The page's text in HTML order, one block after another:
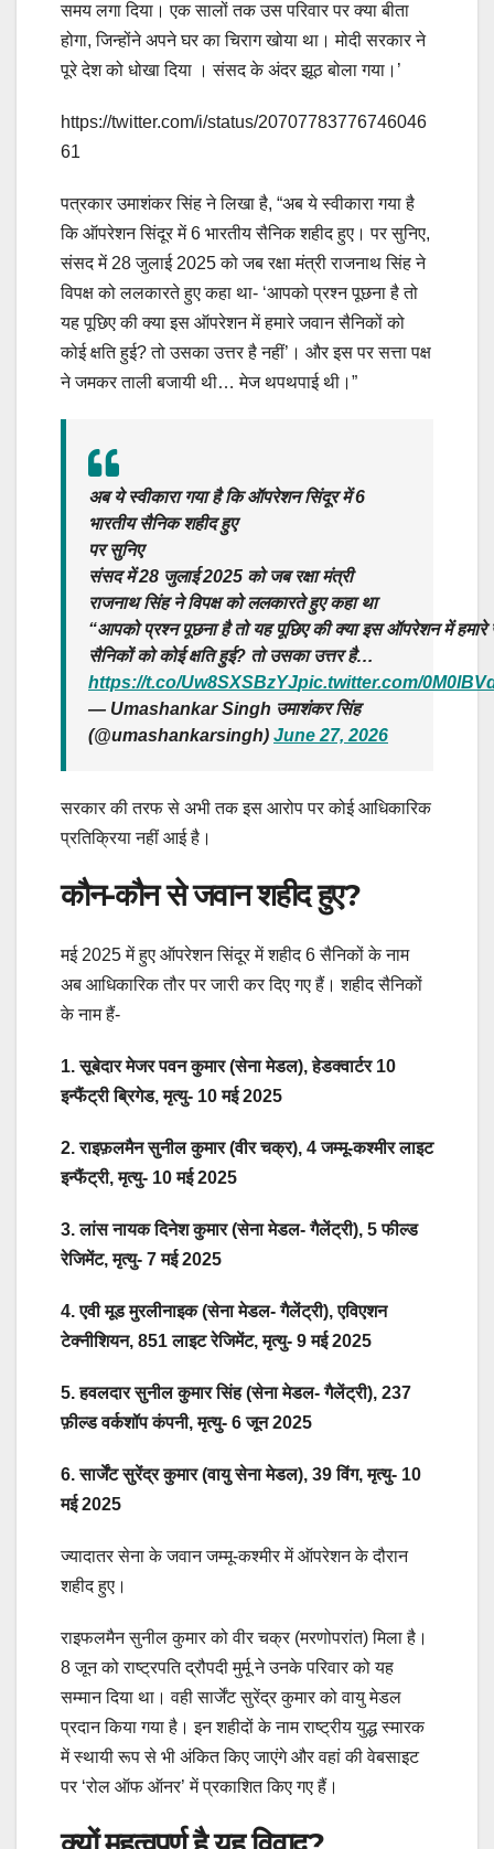
समय लगा दिया। एक सालों तक उस परिवार पर क्या बीता
होगा, जिन्होंने अपने घर का चिराग खोया था। मोदी सरकार ने
पूरे देश को धोखा दिया । संसद के अंदर झूठ बोला गया।’
https://twitter.com/i/status/20707783776746046
61
पत्रकार उमाशंकर सिंह ने लिखा है, “अब ये स्वीकारा गया है
कि ऑपरेशन सिंदूर में 6 भारतीय सैनिक शहीद हुए। पर सुनिए,
संसद में 28 जुलाई 2025 को जब रक्षा मंत्री राजनाथ सिंह ने
विपक्ष को ललकारते हुए कहा था- ‘आपको प्रश्न पूछना है तो
यह पूछिए की क्या इस ऑपरेशन में हमारे जवान सैनिकों को
कोई क्षति हुई? तो उसका उत्तर है नहीं’। और इस पर सत्ता पक्ष
ने जमकर ताली बजायी थी… मेज थपथपाई थी।”
अब ये स्वीकारा गया है कि ऑपरेशन सिंदूर में 6
भारतीय सैनिक शहीद हुए
पर सुनिए
संसद में 28 जुलाई 2025 को जब रक्षा मंत्री
राजनाथ सिंह ने विपक्ष को ललकारते हुए कहा था
“आपको प्रश्न पूछना है तो यह पूछिए की क्या इस ऑपरेशन में हमारे
सैनिकों को कोई क्षति हुई? तो उसका उत्तर है…
https://t.co/Uw8SXSBzYJpic.twitter.com/
— Umashankar Singh उमाशंकर सिंह
(@umashankarsingh) June 27, 2026
सरकार की तरफ से अभी तक इस आरोप पर कोई आधिकारिक
प्रतिक्रिया नहीं आई है।
कौन-कौन से जवान शहीद हुए?
मई 2025 में हुए ऑपरेशन सिंदूर में शहीद 6 सैनिकों के नाम
अब आधिकारिक तौर पर जारी कर दिए गए हैं। शहीद सैनिकों
के नाम हैं-
1. सूबेदार मेजर पवन कुमार (सेना मेडल), हेडक्वार्टर 10
इन्फैंट्री ब्रिगेड, मृत्यु- 10 मई 2025
2. राइफ़लमैन सुनील कुमार (वीर चक्र), 4 जम्मू-कश्मीर लाइट
इन्फैंट्री, मृत्यु- 10 मई 2025
3. लांस नायक दिनेश कुमार (सेना मेडल- गैलेंट्री), 5 फील्ड
रेजिमेंट, मृत्यु- 7 मई 2025
4. एवी मूड मुरलीनाइक (सेना मेडल- गैलेंट्री), एविएशन
टेक्नीशियन, 851 लाइट रेजिमेंट, मृत्यु- 9 मई 2025
5. हवलदार सुनील कुमार सिंह (सेना मेडल- गैलेंट्री), 237
फ़ील्ड वर्कशॉप कंपनी, मृत्यु- 6 जून 2025
6. सार्जेंट सुरेंद्र कुमार (वायु सेना मेडल), 39 विंग, मृत्यु- 10
मई 2025
ज्यादातर सेना के जवान जम्मू-कश्मीर में ऑपरेशन के दौरान
शहीद हुए।
राइफलमैन सुनील कुमार को वीर चक्र (मरणोपरांत) मिला है।
8 जून को राष्ट्रपति द्रौपदी मुर्मू ने उनके परिवार को यह
सम्मान दिया था। वही सार्जेंट सुरेंद्र कुमार को वायु मेडल
प्रदान किया गया है। इन शहीदों के नाम राष्ट्रीय युद्ध स्मारक
में स्थायी रूप से भी अंकित किए जाएंगे और वहां की वेबसाइट
पर ‘रोल ऑफ ऑनर’ में प्रकाशित किए गए हैं।